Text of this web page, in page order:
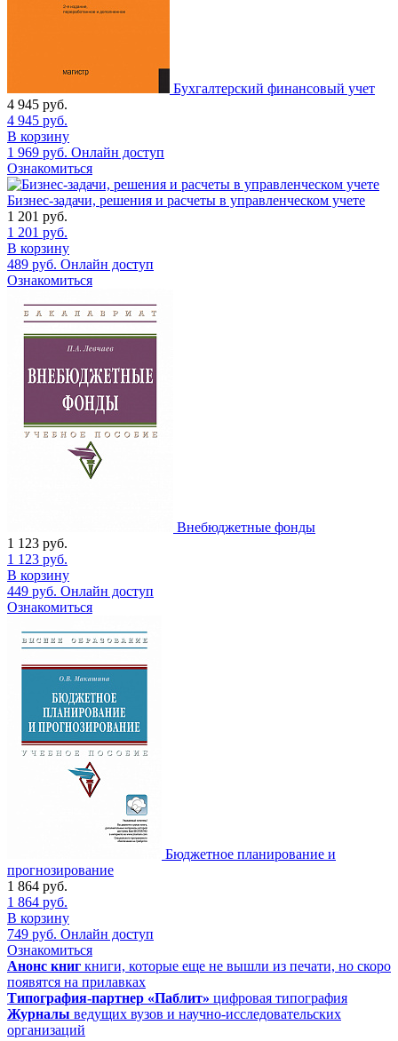
Бухгалтерский финансовый учет
4 945 руб.
4 945 руб.
В корзину
1 969 руб. Онлайн доступ
Ознакомиться
Бизнес-задачи, решения и расчеты в управленческом учете
1 201 руб.
1 201 руб.
В корзину
489 руб. Онлайн доступ
Ознакомиться
Внебюджетные фонды
1 123 руб.
1 123 руб.
В корзину
449 руб. Онлайн доступ
Ознакомиться
Бюджетное планирование и
прогнозирование
1 864 руб.
1 864 руб.
В корзину
749 руб. Онлайн доступ
Ознакомиться
Анонс книг книги, которые еще не вышли из печати, но скоро
появятся на прилавках
Типография-партнер «Паблит» цифровая типография
Журналы ведущих вузов и научно-исследовательских
организаций